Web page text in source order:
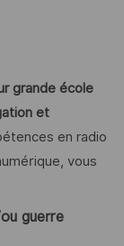
grande école
et
en radio
vous
guerre